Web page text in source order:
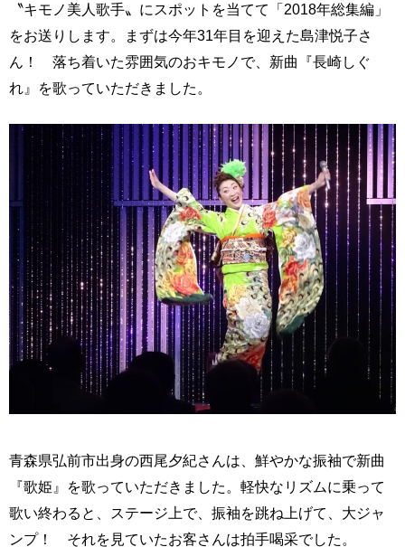
〝キモノ美人歌手〟にスポットを当てて「2018年総集編」
をお送りします。まずは今年31年目を迎えた島津悦子さ
ん！ 落ち着いた雰囲気のおキモノで、新曲『長崎しぐ
れ』を歌っていただきました。
青森県弘前市出身の西尾夕紀さんは、鮮やかな振袖で新曲
『歌姫』を歌っていただきました。軽快なリズムに乗って
歌い終わると、ステージ上で、振袖を跳ね上げて、大ジャ
ンプ！ それを見ていたお客さんは拍手喝采でした。